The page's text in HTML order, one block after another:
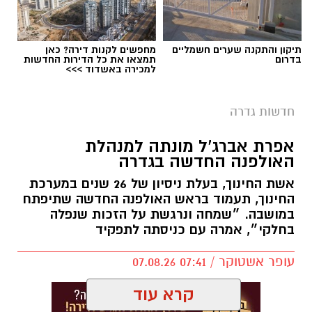
להגשת מועמדות לחצו כאן
יש לכם מידע חשוב שטרם נחשף? צילומים מאירוע
אותנו
צילומים: משרד הבריאות
במוצרי שיער נוספים שנתפסו במסגרת מבצע
פיקוח שנערך בתשעה סניפי רשת "מרכז
ההחלקות".
האזהרה מתפרסמת לאחר שבדיקות מעבדה
הושלמו לכלל המוצרים שנאספו במהלך המבצע,
ובהמשך להודעת משרד הבריאות שפורסמה בחודש
תיקון והתקנה שערים חשמליים
בדרום
מחפשים לקנות דירה? כאן
תמצאו את כל הדירות החדשות
למכירה באשדוד >>>
חדשות גדרה
אפרת אברג’ל מונתה למנהלת
האולפנה החדשה בגדרה
אשת החינוך, בעלת ניסיון של 26 שנים במערכת
החינוך, תעמוד בראש האולפנה החדשה שתיפתח
במושבה. ״שמחה ונרגשת על הזכות שנפלה
בחלקי״, אמרה עם כניסתה לתפקיד
עופר אשטוקר / 07:41 07.08.26
קרא עוד